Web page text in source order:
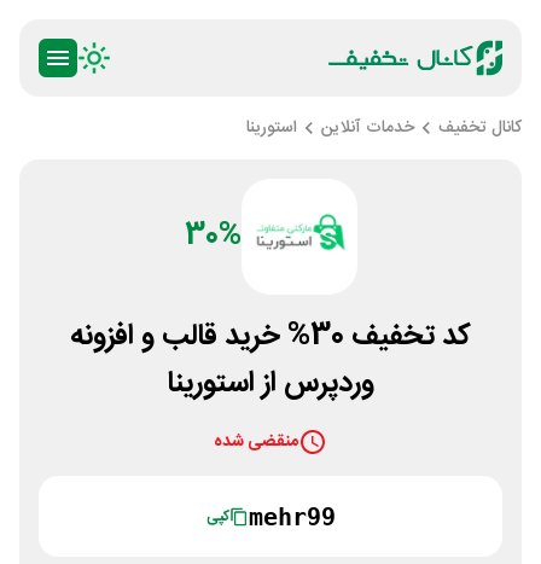
کانال تخفیف خدمات آنلاین استورینا
30%
کد تخفیف 30% خرید قالب و افزونه
وردپرس از استورینا
منقضی شده
mehr99 کپی